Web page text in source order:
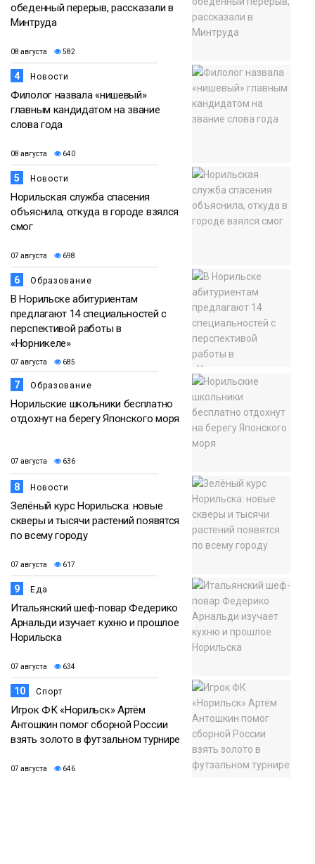
обеденный перерыв, рассказали в
Минтруда
08 августа 582
4 Новости
Филолог назвала «нишевый»
главным кандидатом на звание
слова года
08 августа 640
5 Новости
Норильская служба спасения
объяснила, откуда в городе взялся
смог
07 августа 698
6 Образование
В Норильске абитуриентам
предлагают 14 специальностей с
перспективой работы в
«Норникеле»
07 августа 685
7 Образование
Норильские школьники бесплатно
отдохнут на берегу Японского моря
07 августа 636
8 Новости
Зелёный курс Норильска: новые
скверы и тысячи растений появятся
по всему городу
07 августа 617
9 Еда
Итальянский шеф-повар Федерико
Арнальди изучает кухню и прошлое
Норильска
07 августа 634
10 Спорт
Игрок ФК «Норильск» Артём
Антошкин помог сборной России
взять золото в футзальном турнире
07 августа 646